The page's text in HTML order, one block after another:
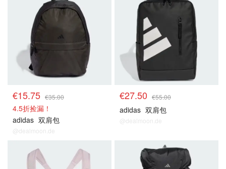
€15.75 €35.00
4.5折捡漏！
adidas 双肩包
@dealmoon.de
€27.50 €55.00
adidas 双肩包
@dealmoon.de